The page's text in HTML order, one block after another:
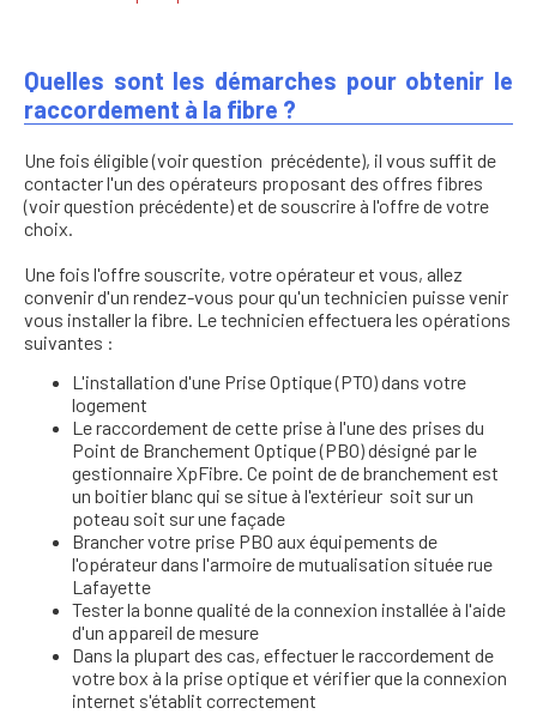
Quelles sont les démarches pour obtenir le
raccordement à la fibre ?
Une fois éligible (voir question précédente), il vous suffit de
contacter l'un des opérateurs proposant des offres fibres
(voir question précédente) et de souscrire à l'offre de votre
choix.
Une fois l'offre souscrite, votre opérateur et vous, allez
convenir d'un rendez-vous pour qu'un technicien puisse venir
vous installer la fibre. Le technicien effectuera les opérations
suivantes :
L'installation d'une Prise Optique (PTO) dans votre
logement
Le raccordement de cette prise à l'une des prises du
Point de Branchement Optique (PBO) désigné par le
gestionnaire XpFibre. Ce point de de branchement est
un boitier blanc qui se situe à l'extérieur soit sur un
poteau soit sur une façade
Brancher votre prise PBO aux équipements de
l'opérateur dans l'armoire de mutualisation située rue
Lafayette
Tester la bonne qualité de la connexion installée à l'aide
d'un appareil de mesure
Dans la plupart des cas, effectuer le raccordement de
votre box à la prise optique et vérifier que la connexion
internet s'établit correctement